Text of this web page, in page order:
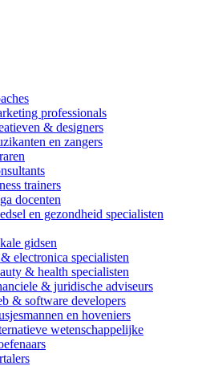
professionals
& designers
en zangers
trainers
docenten
en gezondheid specialisten
gidsen
electronica specialisten
& health specialisten
& juridische adviseurs
& software developers
en hoveniers
wetenschappelijke